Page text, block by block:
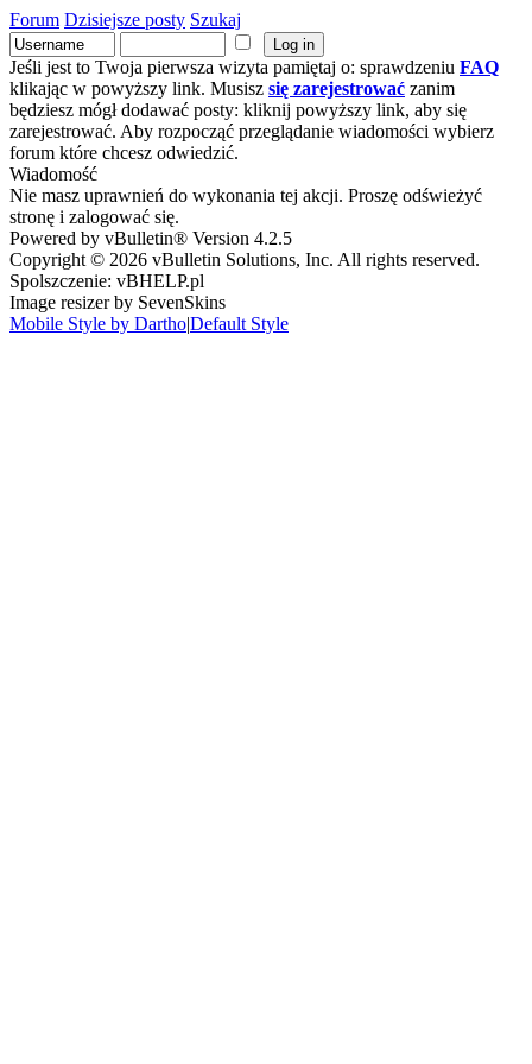
Forum Dzisiejsze posty Szukaj
Jeśli jest to Twoja pierwsza wizyta pamiętaj o: sprawdzeniu FAQ
klikając w powyższy link. Musisz się zarejestrować zanim
będziesz mógł dodawać posty: kliknij powyższy link, aby się
zarejestrować. Aby rozpocząć przeglądanie wiadomości wybierz
forum które chcesz odwiedzić.
Wiadomość
Nie masz uprawnień do wykonania tej akcji. Proszę odświeżyć
stronę i zalogować się.
Powered by vBulletin® Version 4.2.5
Copyright © 2026 vBulletin Solutions, Inc. All rights reserved.
Spolszczenie: vBHELP.pl
Image resizer by SevenSkins
Mobile Style by Dartho|Default Style